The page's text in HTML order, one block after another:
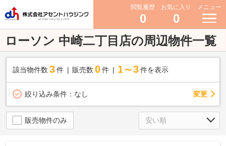
閲覧履歴
0
お気に入り
0
メニュー
ローソン 中崎二丁目店の周辺物件一覧
該当物件数 3件 販売数 0 件 1～3 件を表示
絞り込み条件： なし 変更
販売物件のみ